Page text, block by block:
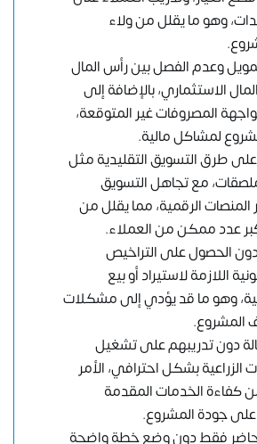
وهو ما يقلل من ولاء
وعدم الفصل بين رأس المال
الاستثماري، بالإضافة إلى
المصروفات غير المتوقعة،
لمشاكل مالية.
طرق التسويق التقليدية مثل
مع تجاهل التسويق
المنصات الرقمية، مما يقلل من
عدد ممكن من العملاء.
دون الحصول على التراخيص
اللازمة لاستيراد أو بيع
وهو ما قد يؤدي إلى مشكلات
المشروع.
دون تدريبهم على تشغيل
الزراعية بشكل احترافي، الأمر
كفاءة الخدمات المقدمة
على جودة المشروع.
فقط دون وضع خطة واضحة